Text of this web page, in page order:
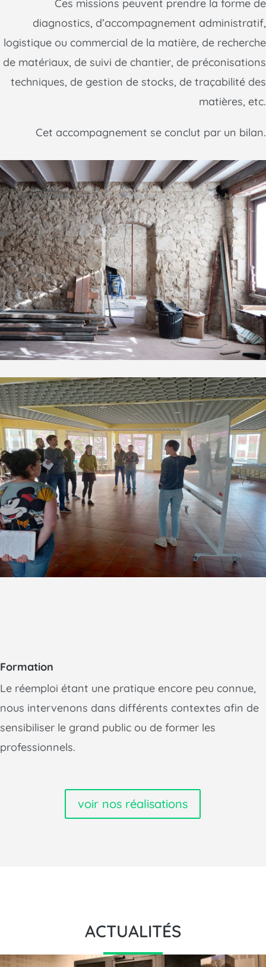
Ces missions peuvent prendre la forme de
diagnostics, d’accompagnement administratif,
logistique ou commercial de la matière, de recherche
de matériaux, de suivi de chantier, de préconisations
techniques, de gestion de stocks, de traçabilité des
matières, etc.
Cet accompagnement se conclut par un bilan.
Formation
Le réemploi étant une pratique encore peu connue,
nous intervenons dans différents contextes afin de
sensibiliser le grand public ou de former les
professionnels.
voir nos réalisations
ACTUALITÉS